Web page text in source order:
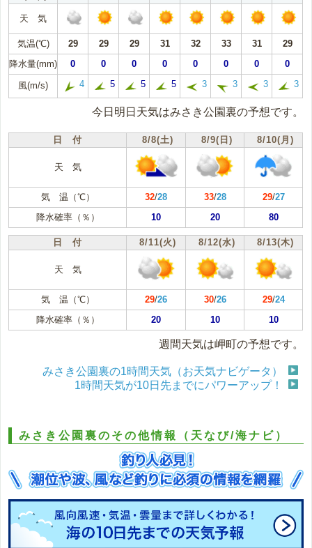
天 気
気温(℃) 29 29 29 31 32 33 31
29
降水量(mm)
0 0 0 0 0 0 0 0
風(m/s) 4 5 5 5 3 3 3 3
今日明日天気はみさき公園裏の予想です。
日 付 8/8(土) 8/9(日) 8/10(月)
天 気
気 温（℃） 32/28 33/28 29/27
降水確率（％）
10 20 80
日 付 8/11(火) 8/12(水) 8/13(木)
天 気
気 温（℃） 29/26 30/26 29/24
降水確率（％）
20 10 10
週間天気は岬町の予想です。
みさき公園裏の1時間天気（お天気ナビゲータ）
1時間天気が10日先までにパワーアップ！
みさき公園裏のその他情報（天なび/海ナビ）